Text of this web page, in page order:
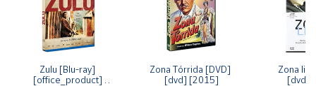
Zulu [Blu-ray]
[office_product]
Zona Tórrida [DVD]
[dvd] [2015]
Zona
[dvd]